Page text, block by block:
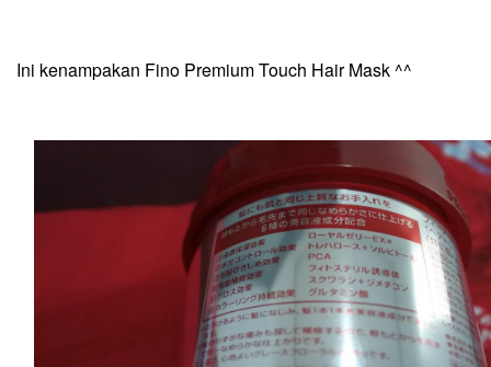
Ini kenampakan Fino Premium Touch Hair Mask ^^